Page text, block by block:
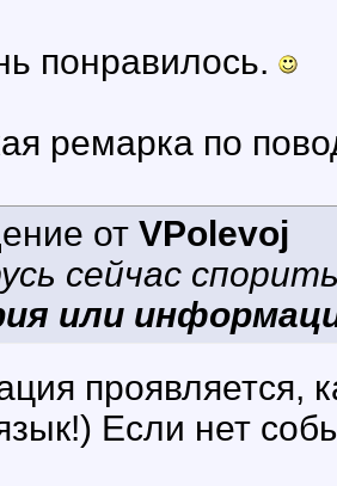
понравилось.
ремарка по
от VPolevoj
сейчас
или
проявляется,
Если нет